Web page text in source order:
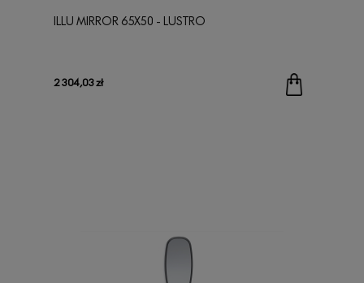
ILLU MIRROR 65X50 - LUSTRO
2 304,03 zł